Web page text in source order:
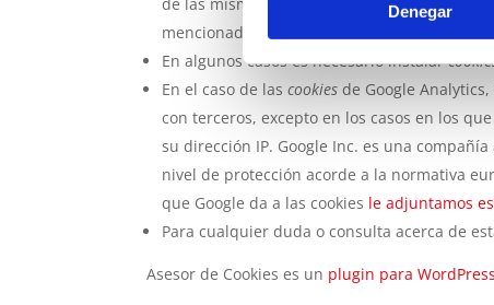
Denegar
mencionados navegadores.
En algunos casos es necesario instalar
En el caso de lascookies de Google
con terceros, excepto en los casos en los
su dirección IP. Google Inc. es una
nivel de protección acorde a la normativa
que Google da a las cookies le adjuntamos
Para cualquier duda o consulta acerca de
Asesor de Cookies es un plugin para WordPress